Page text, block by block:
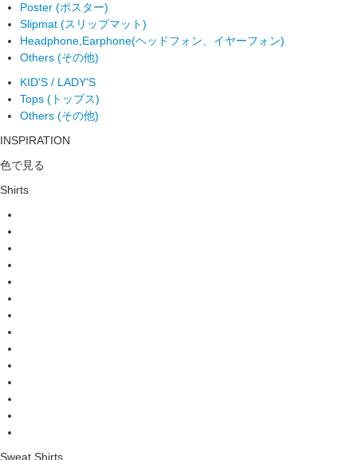
Poster (ポスター)
Slipmat (スリップマット)
Headphone,Earphone(ヘッドフォン、イヤーフォン)
Others (その他)
KID'S / LADY'S
Tops (トップス)
Others (その他)
INSPIRATION
色で見る
Shirts
Sweat Shirts